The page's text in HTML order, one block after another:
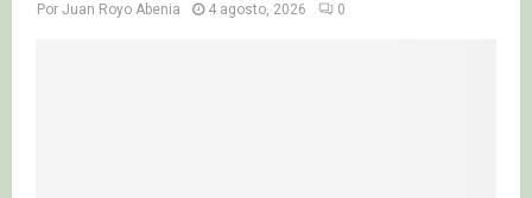
Por Juan Royo Abenia 4 agosto, 2026 0